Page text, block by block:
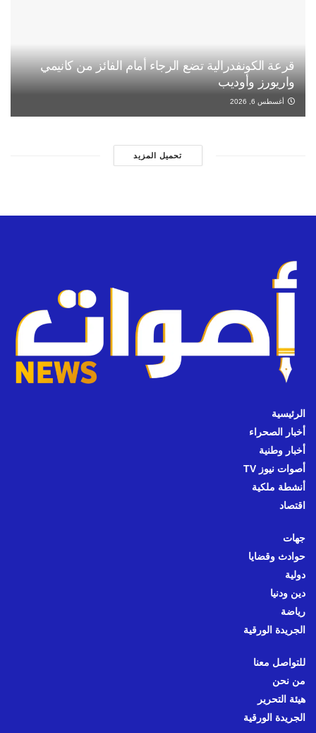
قرعة الكونفدرالية تضع الرجاء أمام الفائز من كانيمي
واريورز وأوديب
أغسطس 6, 2026
تحميل المزيد
الرئيسية
أخبار الصحراء
أخبار وطنية
أصوات نيوز TV
أنشطة ملكية
اقتصاد
جهات
حوادث وقضايا
دولية
دين ودنيا
رياضة
الجريدة الورقية
للتواصل معنا
من نحن
هيئة التحرير
الجريدة الورقية